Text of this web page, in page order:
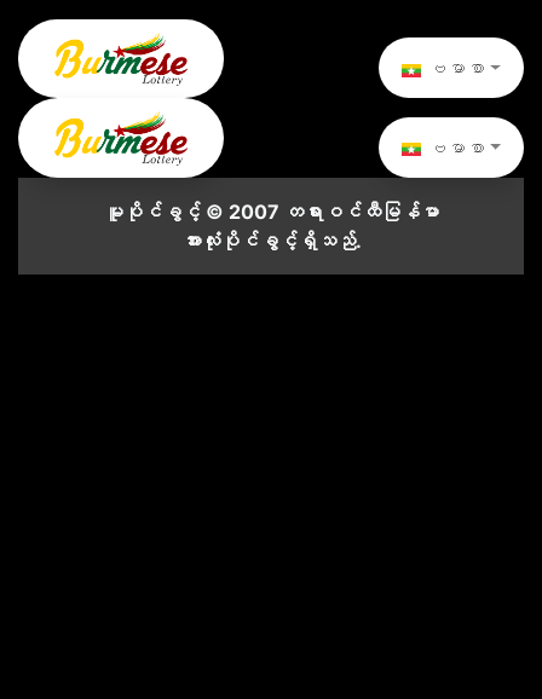
ဗမာစာ
ဗမာစာ
မူပိုင်ခွင့် © 2007 တရားဝင်ထီမြန်မာ
အားလုံးပိုင်ခွင့်ရှိသည်.